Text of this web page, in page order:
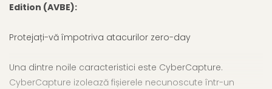
Edition (AVBE):
Protejați-vă împotriva atacurilor zero-day
Una dintre noile caracteristici este CyberCapture.
CyberCapture izolează fișierele necunoscute într-un